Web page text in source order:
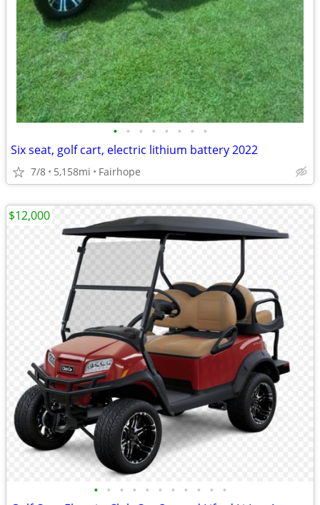
• • • • • • • •
Six seat, golf cart, electric lithium battery 2022
7/8 5,158mi Fairhope
• • • • • • • • • • •
$12,000